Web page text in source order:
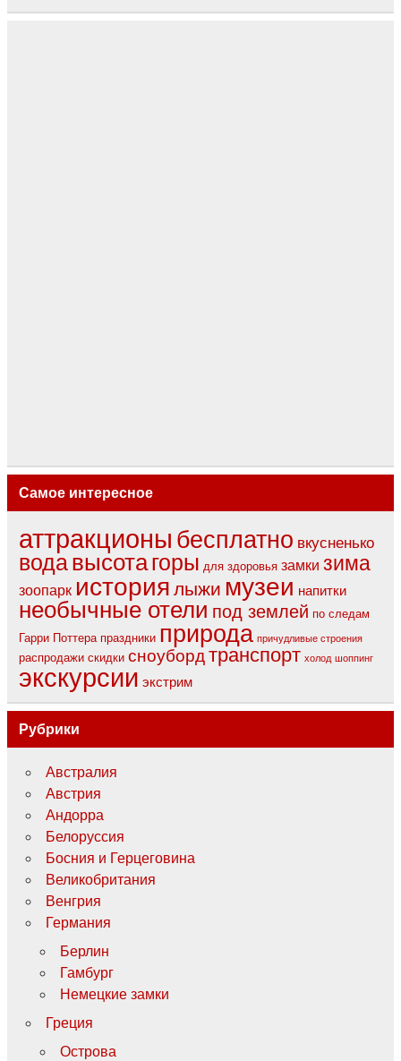
Самое интересное
аттракционы бесплатно вкусненько
водавысотагоры для здоровья замки зима
зоопарк история лыжи музеи напитки
необычные отели под землей по следам
Гарри Поттера праздники природа причудливые строения
распродажи скидки сноуборд транспорт холод шоппинг
экскурсии экстрим
Рубрики
Австралия
Австрия
Андорра
Белоруссия
Босния и Герцеговина
Великобритания
Венгрия
Германия
Берлин
Гамбург
Немецкие замки
Греция
Острова